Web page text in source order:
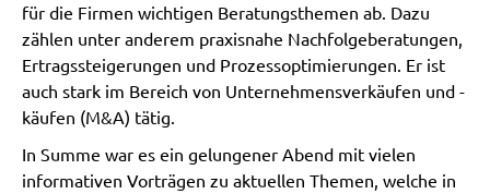
für die Firmen wichtigen Beratungsthemen ab. Dazu
zählen unter anderem praxisnahe Nachfolgeberatungen,
Ertragssteigerungen und Prozessoptimierungen. Er ist
auch stark im Bereich von Unternehmensverkäufen und -
käufen (M&A) tätig.
In Summe war es ein gelungener Abend mit vielen
informativen Vorträgen zu aktuellen Themen, welche in